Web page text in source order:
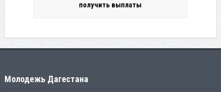
получить выплаты
Молодежь Дагестана